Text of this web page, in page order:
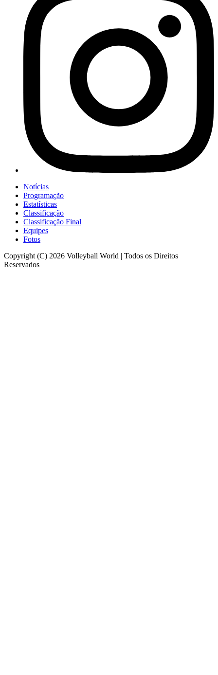
Notícias
Programação
Estatísticas
Classificação
Classificação Final
Equipes
Fotos
Copyright (C) 2026 Volleyball World | Todos os Direitos
Reservados